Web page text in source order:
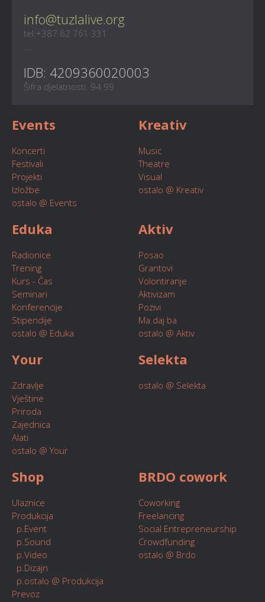
info@tuzlalive.org
tel:+387 62 761 331
IDB: 4209360020003
Šifra djelatnosti: 94.99
Events
Koncerti
Festivali
Projekti
Izložbe
ostalo @ Events
Kreativ
Music
Theatre
Visual
ostalo @ Kreativ
Eduka
Radionice
Trening
Kurs - Čas
Seminari
Konferencije
Stipendije
ostalo @ Eduka
Aktiv
Posao
Grantovi
Volontiranje
Aktivizam
Pozivi
Ma daj ba
ostalo @ Aktiv
Your
Zdravlje
Vještine
Priroda
Zajednica
Alati
ostalo @ Your
Selekta
ostalo @ Selekta
Shop
Ulaznice
Produkcija
p.Event
p.Sound
p.Video
p.Dizajn
p.ostalo @ Produkcija
Prevoz
BRDO cowork
Coworking
Freelancing
Social Entrepreneurship
Crowdfunding
ostalo @ Brdo